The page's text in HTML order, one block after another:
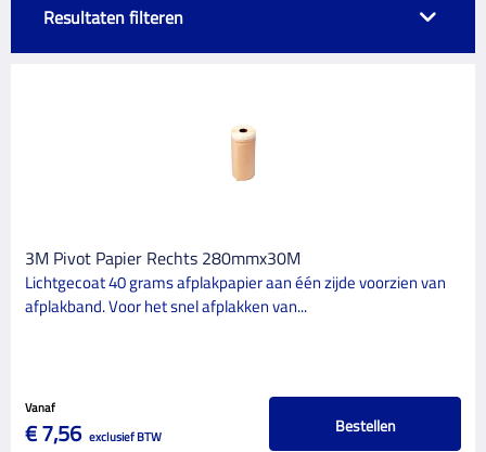
Resultaten filteren
Repair Care
CATEGORIE
3M Pivot Papier Rechts 280mmx30M
Lichtgecoat 40 grams afplakpapier aan één zijde voorzien van
afplakband. Voor het snel afplakken van...
Vanaf
€ 7,56 exclusief BTW Bestellen